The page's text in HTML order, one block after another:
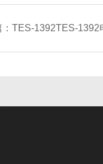
：TES-1392TES-1392